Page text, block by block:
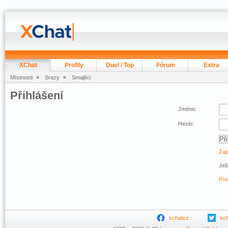
XChat Profily Duel / Top Fórum Extra
Místnosti Srazy Smajlíci
Přihlášení
Jméno:
Heslo:
xchatcz